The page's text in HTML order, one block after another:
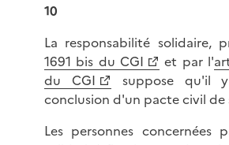
10
La responsabilité solidaire,
1691 bis du CGI
et par l'
du CGI
suppose qu'il
conclusion d'un pacte civil de
Les personnes